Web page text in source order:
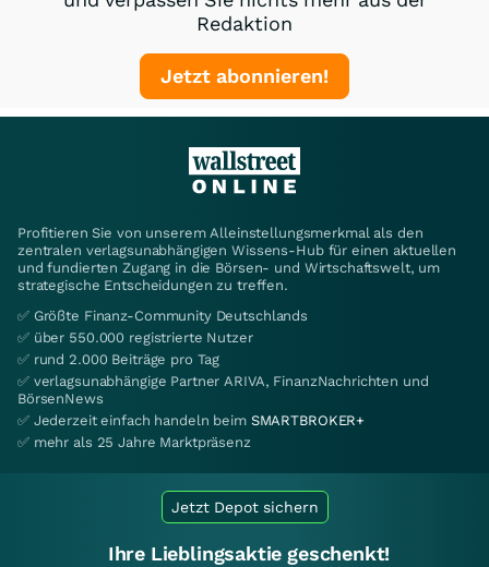
Redaktion
Jetzt abonnieren!
Profitieren Sie von unserem Alleinstellungsmerkmal als den
zentralen verlagsunabhängigen Wissens-Hub für einen aktuellen
und fundierten Zugang in die Börsen- und Wirtschaftswelt, um
strategische Entscheidungen zu treffen.
✅ Größte Finanz-Community Deutschlands
✅ über 550.000 registrierte Nutzer
✅ rund 2.000 Beiträge pro Tag
✅ verlagsunabhängige Partner ARIVA, FinanzNachrichten und
BörsenNews
✅ Jederzeit einfach handeln beim SMARTBROKER+
✅ mehr als 25 Jahre Marktpräsenz
Jetzt Depot sichern
Ihre Lieblingsaktie geschenkt!